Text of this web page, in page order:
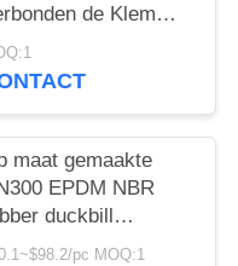
de Klem
de de Controleklep
de
maat gemaakte
EPDM NBR
duckbill
met 20 jaar
pc MOQ:1